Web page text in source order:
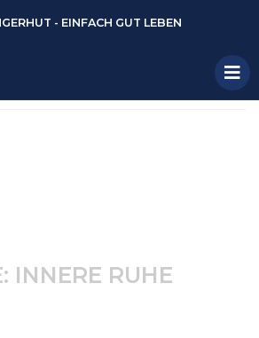
- EINFACH GUT LEBEN
INNERE RUHE